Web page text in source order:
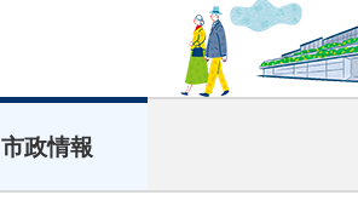
市政情報